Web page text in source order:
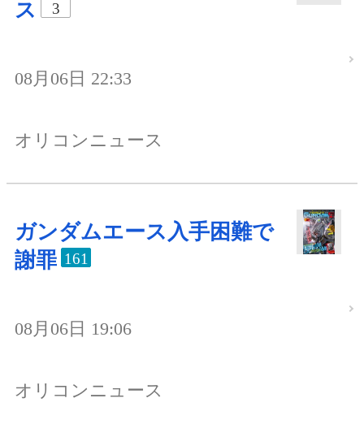
ス
3
08月06日 22:33
オリコンニュース
ガンダムエース入手困難で
謝罪 161
08月06日 19:06
オリコンニュース